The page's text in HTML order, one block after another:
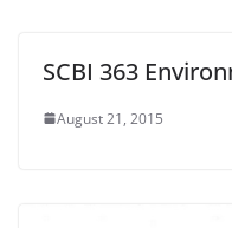
SCBI 363
August 21, 2015